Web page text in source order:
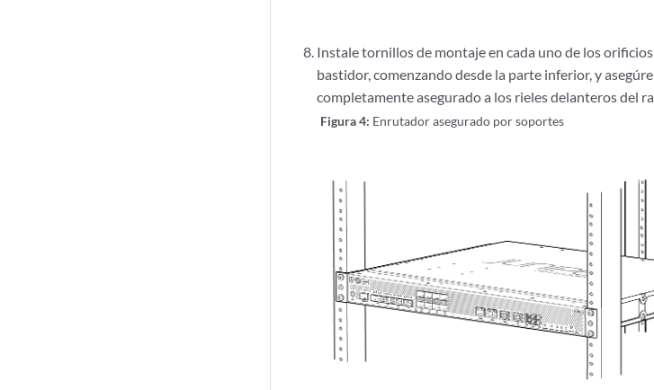
Instale tornillos de montaje en cada uno de los
bastidor, comenzando desde la parte inferior, y
completamente asegurado a los rieles delanteros del
Figura 4: Enrutador asegurado por soportes